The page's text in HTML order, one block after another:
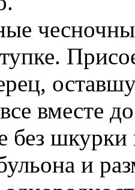
вместе
без
и